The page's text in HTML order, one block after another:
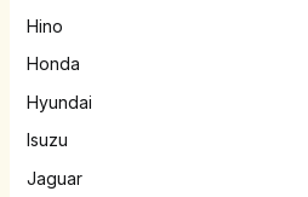
Hino
Honda
Hyundai
Isuzu
Jaguar